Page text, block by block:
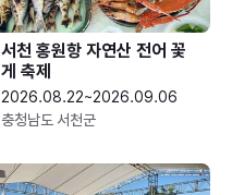
서천 홍원항 자연산 전어 꽃
게 축제
2026.08.22~2026.09.06
충청남도 서천군